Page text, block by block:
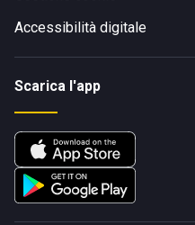
Accessibilità digitale
Scarica l'app